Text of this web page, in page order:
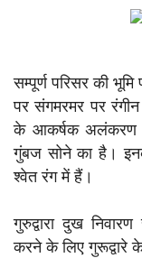
सम्पूर्ण परिसर की
पर संगमरमर पर
के आकर्षक अलंकरण
गुंबज सोने का है।
श्वेत रंग में हैं।
गुरुद्वारा दुख
करने के लिए गुरूद्वारे